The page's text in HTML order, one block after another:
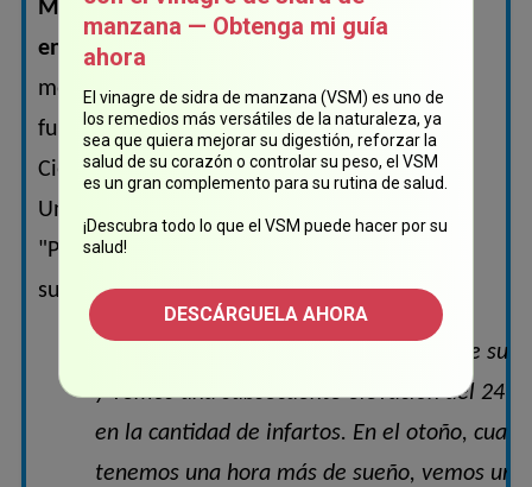
Mayor riesgo de hipertensión, infartos y
enfermedades cardiovasculares.
mencionó el profesor Dr. Matthew Walker,
fundador y director del Centro Berkeley de
Ciencia para el Sueño Humano de la
Universidad de California, y autor del libro
"Por qué dormimos: La nueva ciencia del
sueño y los sueños":
"En la primavera perdemos una hora de
y vemos una subsecuente elevación del 24 %
en la cantidad de infartos. En el otoño,
tenemos una hora más de sueño, vemos una
manzana — Obtenga mi guía
ahora
El vinagre de sidra de manzana (VSM) es uno de
los remedios más versátiles de la naturaleza, ya
sea que quiera mejorar su digestión, reforzar la
salud de su corazón o controlar su peso, el VSM
es un gran complemento para su rutina de salud.
¡Descubra todo lo que el VSM puede hacer por su
salud!
DESCÁRGUELA AHORA